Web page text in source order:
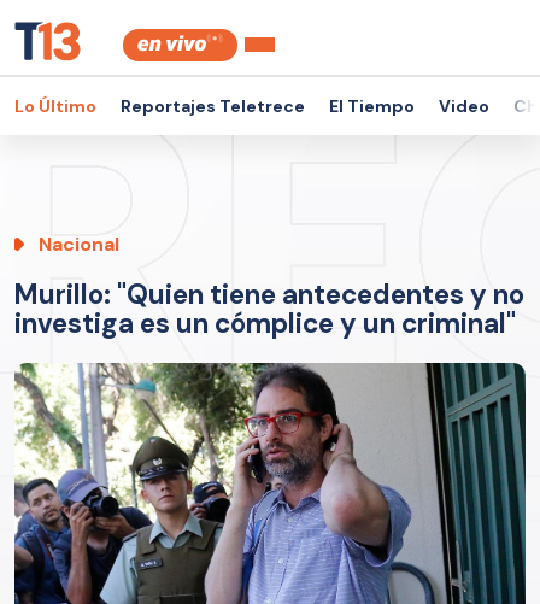
Lo Último Reportajes Teletrece El Tiempo Video
Nacional
Murillo: "Quien tiene antecedentes y no
investiga es un cómplice y un criminal"